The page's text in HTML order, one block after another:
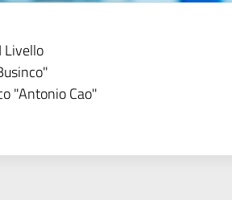
Livello
"Antonio Cao"